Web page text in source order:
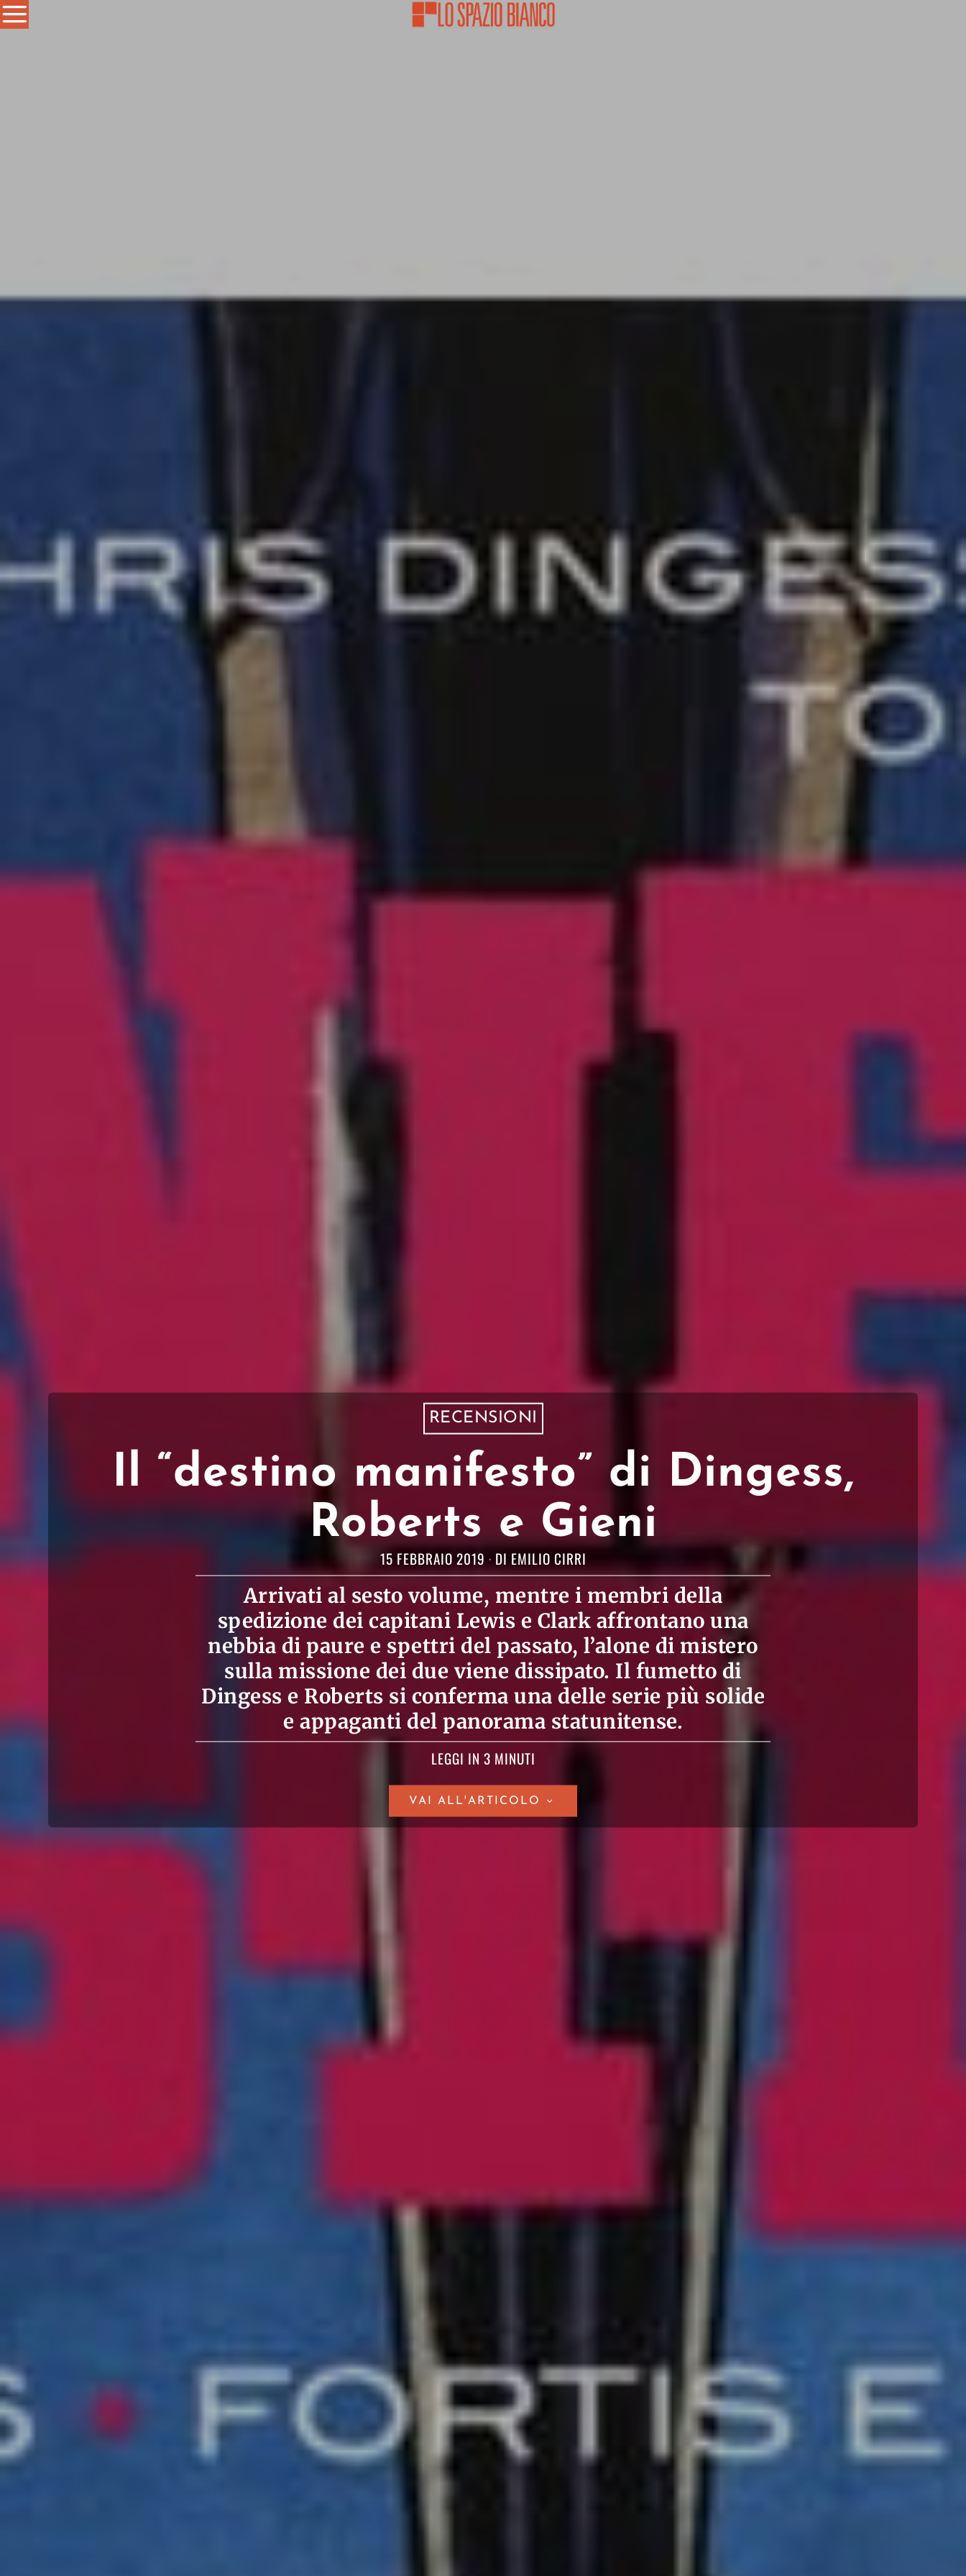
RECENSIONI
Il “destino manifesto” di Dingess,
Roberts e Gieni
15 FEBBRAIO 2019 DI EMILIO CIRRI
Arrivati al sesto volume, mentre i membri della
spedizione dei capitani Lewis e Clark affrontano una
nebbia di paure e spettri del passato, l’alone di mistero
sulla missione dei due viene dissipato. Il fumetto di
Dingess e Roberts si conferma una delle serie più solide
e appaganti del panorama statunitense.
LEGGI IN 3 MINUTI
VAI ALL'ARTICOLO